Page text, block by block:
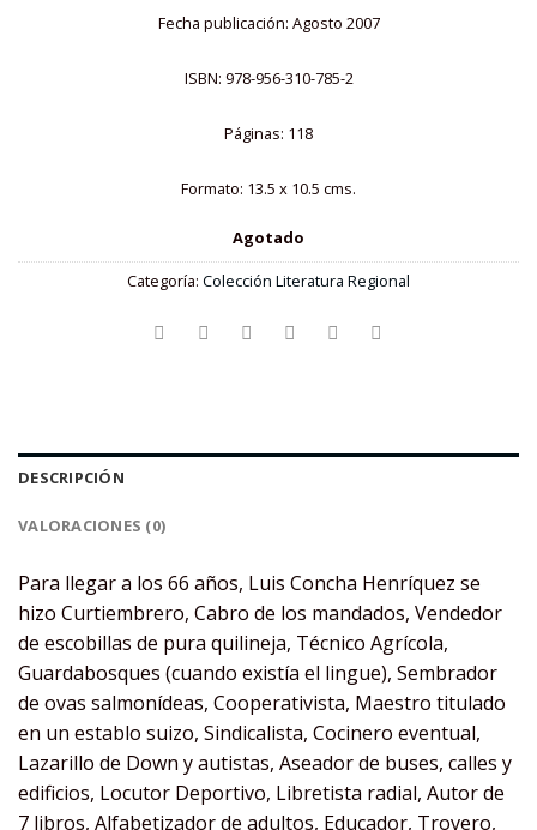
Fecha publicación: Agosto 2007
ISBN: 978-956-310-785-2
Páginas: 118
Formato: 13.5 x 10.5 cms.
Agotado
Categoría: Colección Literatura Regional
DESCRIPCIÓN
VALORACIONES (0)
Para llegar a los 66 años, Luis Concha Henríquez se
hizo Curtiembrero, Cabro de los mandados, Vendedor
de escobillas de pura quilineja, Técnico Agrícola,
Guardabosques (cuando existía el lingue), Sembrador
de ovas salmonídeas, Cooperativista, Maestro titulado
en un establo suizo, Sindicalista, Cocinero eventual,
Lazarillo de Down y autistas, Aseador de buses, calles y
edificios, Locutor Deportivo, Libretista radial, Autor de
7 libros, Alfabetizador de adultos, Educador, Trovero,